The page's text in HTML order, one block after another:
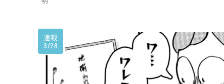
連載
3/28